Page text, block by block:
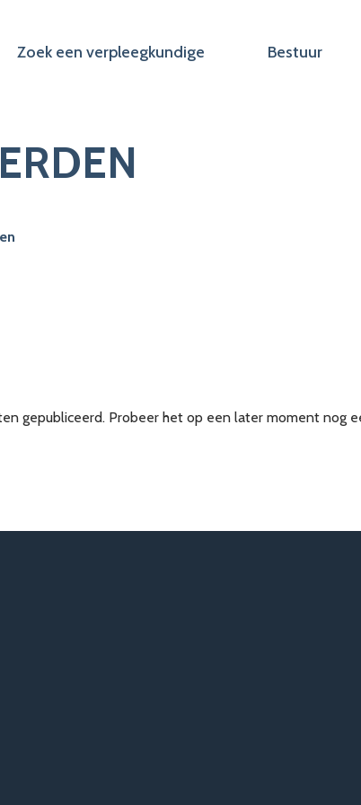
Zoek een verpleegkundige Bestuur
gepubliceerd. Probeer het op een later moment nog